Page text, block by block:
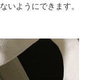
いようにできます。